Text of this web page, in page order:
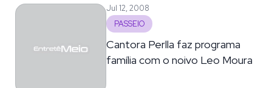
Jul 12, 2008
PASSEIO
Cantora Perlla faz programa
família com o noivo Leo Moura